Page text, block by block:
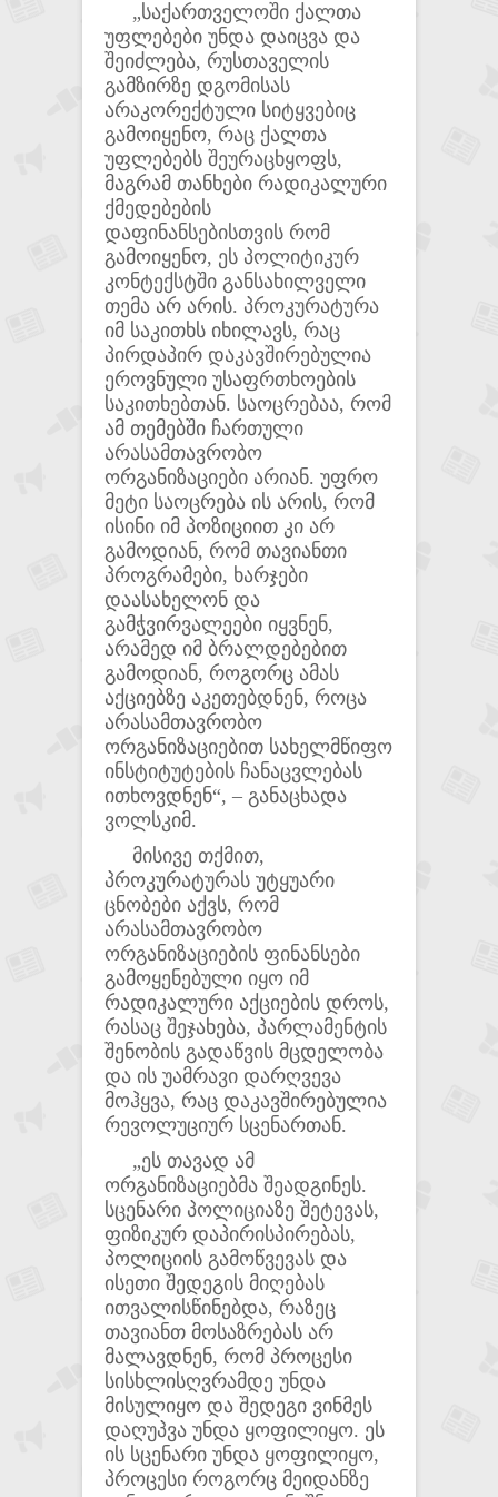
„საქართველოში ქალთა
უფლებები უნდა დაიცვა და
შეიძლება, რუსთაველის
გამზირზე დგომისას
არაკორექტული სიტყვებიც
გამოიყენო, რაც ქალთა
უფლებებს შეურაცხყოფს,
მაგრამ თანხები რადიკალური
ქმედებების
დაფინანსებისთვის რომ
გამოიყენო, ეს პოლიტიკურ
კონტექსტში განსახილველი
თემა არ არის. პროკურატურა
იმ საკითხს იხილავს, რაც
პირდაპირ დაკავშირებულია
ეროვნული უსაფრთხოების
საკითხებთან. საოცრებაა, რომ
ამ თემებში ჩართული
არასამთავრობო
ორგანიზაციები არიან. უფრო
მეტი საოცრება ის არის, რომ
ისინი იმ პოზიციით კი არ
გამოდიან, რომ თავიანთი
პროგრამები, ხარჯები
დაასახელონ და
გამჭვირვალეები იყვნენ,
არამედ იმ ბრალდებებით
გამოდიან, როგორც ამას
აქციებზე აკეთებდნენ, როცა
არასამთავრობო
ორგანიზაციებით სახელმწიფო
ინსტიტუტების ჩანაცვლებას
ითხოვდნენ“, – განაცხადა
ვოლსკიმ.
მისივე თქმით,
პროკურატურას უტყუარი
ცნობები აქვს, რომ
არასამთავრობო
ორგანიზაციების ფინანსები
გამოყენებული იყო იმ
რადიკალური აქციების დროს,
რასაც შეჯახება, პარლამენტის
შენობის გადაწვის მცდელობა
და ის უამრავი დარღვევა
მოჰყვა, რაც დაკავშირებულია
რევოლუციურ სცენართან.
„ეს თავად ამ
ორგანიზაციებმა შეადგინეს.
სცენარი პოლიციაზე შეტევას,
ფიზიკურ დაპირისპირებას,
პოლიციის გამოწვევას და
ისეთი შედეგის მიღებას
ითვალისწინებდა, რაზეც
თავიანთ მოსაზრებას არ
მალავდნენ, რომ პროცესი
სისხლისღვრამდე უნდა
მისულიყო და შედეგი ვინმეს
დაღუპვა უნდა ყოფილიყო. ეს
ის სცენარი უნდა ყოფილიყო,
პროცესი როგორც მეიდანზე